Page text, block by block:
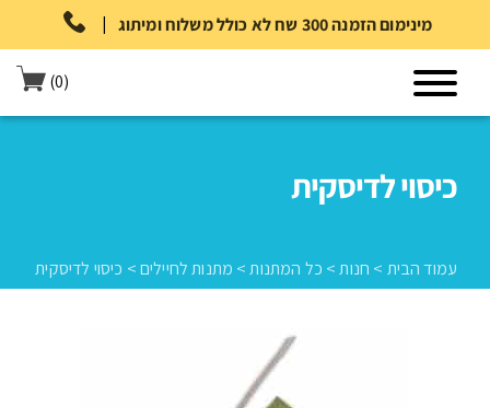
| מינימום הזמנה 300 שח לא כולל משלוח ומיתוג
(0)
כיסוי לדיסקית
עמוד הבית > חנות> כל המתנות> מתנות לחיילים> כיסוי לדיסקית
כל המתנות